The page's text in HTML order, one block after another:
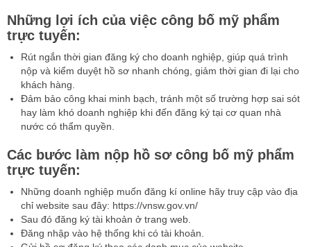
Những lợi ích của việc công bố mỹ phẩm
trực tuyến:
Rút ngắn thời gian đăng ký cho doanh nghiệp, giúp quá trình
nộp và kiểm duyệt hồ sơ nhanh chóng, giảm thời gian đi lại cho
khách hàng.
Đảm bảo công khai minh bạch, tránh một số trường hợp sai sót
hay làm khó doanh nghiệp khi đến đăng ký tại cơ quan nhà
nước có thẩm quyền.
Các bước làm nộp hồ sơ công bố mỹ phẩm
trực tuyến:
Những doanh nghiệp muốn đăng kí online hãy truy cập vào địa
chỉ website sau đây: https://vnsw.gov.vn/
Sau đó đăng ký tài khoản ở trang web.
Đăng nhập vào hệ thống khi có tài khoản.